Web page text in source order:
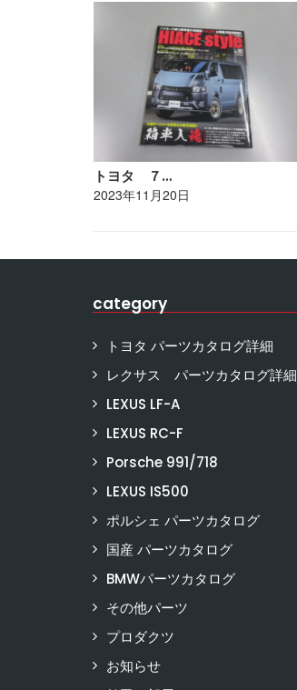
トヨタ ７…
2023年11月20日
category
トヨタ パーツカタログ詳細
レクサス パーツカタログ詳細
LEXUS LF-A
LEXUS RC-F
Porsche 991/718
LEXUS IS500
ポルシェ パーツカタログ
国産 パーツカタログ
BMWパーツカタログ
その他パーツ
プロダクツ
お知らせ